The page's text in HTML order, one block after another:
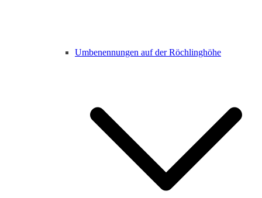
Umbenennungen auf der Röchlinghöhe